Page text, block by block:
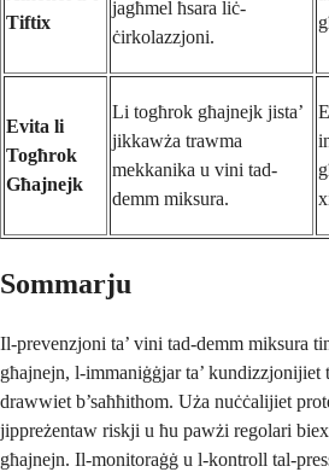
Tiftix
jagħmel ħsara liċ-
ċirkolazzjoni.
Evita li
Togħrok
Għajnejk
Li togħrok għajnejk jista’
jikkawża trawma
mekkanika u vini tad-
demm miksura.
Sommarju
Il-prevenzjoni ta’ vini tad-demm miksura
għajnejn, l-immaniġġjar ta’ kundizzjonijiet
drawwiet b’saħħithom. Uża nuċċalijiet
jippreżentaw riskji u ħu pawżi regolari
għajnejn. Il-monitoraġġ u l-kontroll tal-